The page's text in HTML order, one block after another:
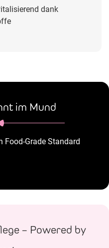
dank
im Mund
Food-Grade Standard
– Powered by